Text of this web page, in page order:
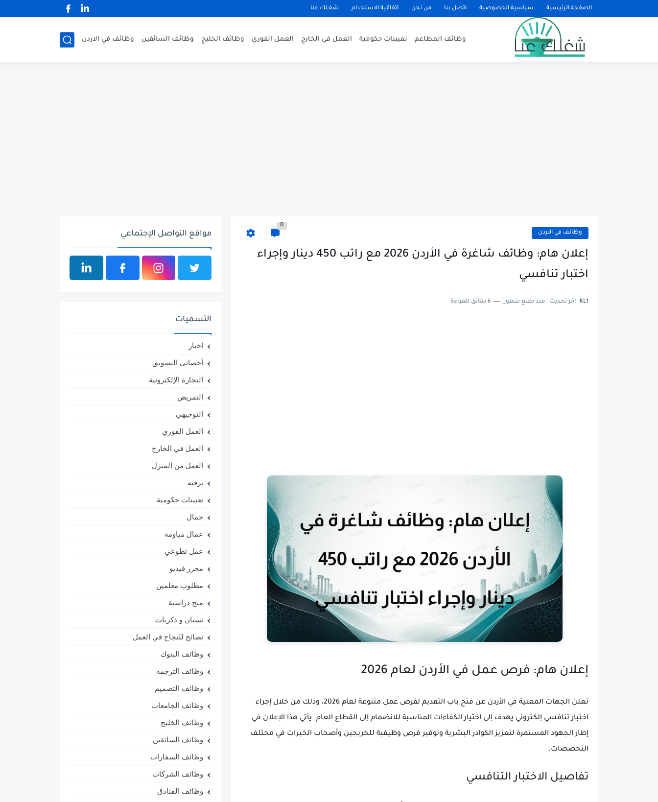
الصفحة الرئيسية سياسية الخصوصية اتصل بنا من نحن اتفاقية الاستخدام شغلك عنا
وظائف المطاعم تعيينات حكومية العمل في الخارج العمل الفوري وظائف الخليج وظائف السائقين وظائف في الاردن
وظائف في الاردن
0
إعلان هام: وظائف شاغرة في الأردن 2026 مع راتب 450 دينار وإجراء
اختبار تنافسي
KL1 اخر تحديث : منذ بضع شهور 6 دقائق للقراءة
إعلان هام: فرص عمل في الأردن لعام 2026
تعلن الجهات المعنية في الأردن عن فتح باب التقديم لفرص عمل متنوعة لعام 2026، وذلك من خلال إجراء
اختبار تنافسي إلكتروني يهدف إلى اختيار الكفاءات المناسبة للانضمام إلى القطاع العام. يأتي هذا الإعلان في
إطار الجهود المستمرة لتعزيز الكوادر البشرية وتوفير فرص وظيفية للخريجين وأصحاب الخبرات في مختلف
التخصصات.
تفاصيل الاختبار التنافسي
مواقع التواصل الإجتماعي
التسميات
اخبار
أخصائي التسويق
التجارة الإلكترونية
التمريض
التوجيهي
العمل الفوري
العمل في الخارج
العمل من المنزل
ترفيه
تعيينات حكومية
جمال
عمال مياومة
عمل تطوعي
محرر فيديو
مطلوب معلمين
منح دراسية
نسيان و ذكريات
نصائح للنجاح في العمل
وظائف البنوك
وظائف الترجمة
وظائف التصميم
وظائف الجامعات
وظائف الخليج
وظائف السائقين
وظائف السفارات
وظائف الشركات
وظائف الفنادق